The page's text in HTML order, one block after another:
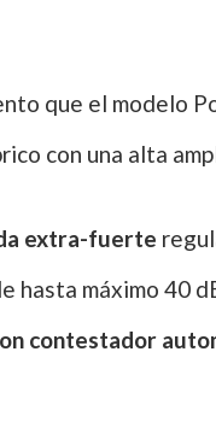
que el modelo
con una alta
extra-fuerte
hasta máximo 40
contestador